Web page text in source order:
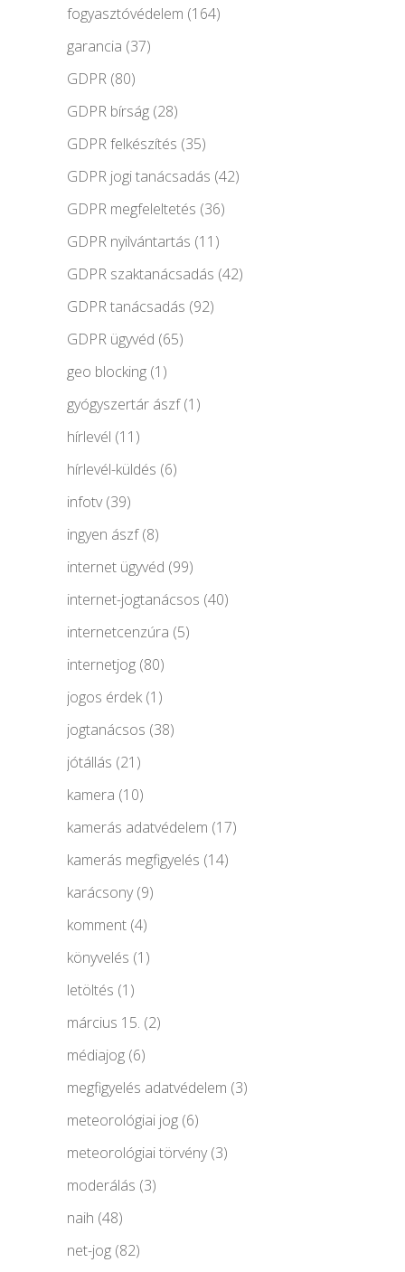
fogyasztóvédelem (164)
garancia (37)
GDPR (80)
GDPR bírság (28)
GDPR felkészítés (35)
GDPR jogi tanácsadás (42)
GDPR megfeleltetés (36)
GDPR nyilvántartás (11)
GDPR szaktanácsadás (42)
GDPR tanácsadás (92)
GDPR ügyvéd (65)
geo blocking (1)
gyógyszertár ászf(1)
hírlevél (11)
hírlevél-küldés (6)
infotv(39)
ingyen ászf(8)
internet ügyvéd (99)
internet-jogtanácsos (40)
internetcenzúra (5)
internetjog (80)
jogos érdek(1)
jogtanácsos (38)
jótállás (21)
kamera (10)
kamerás adatvédelem (17)
kamerás megfigyelés (14)
karácsony(9)
komment (4)
könyvelés (1)
letöltés (1)
március 15. (2)
médiajog (6)
megfigyelés adatvédelem (3)
meteorológiai jog (6)
meteorológiai törvény(3)
moderálás (3)
naih (48)
net-jog (82)